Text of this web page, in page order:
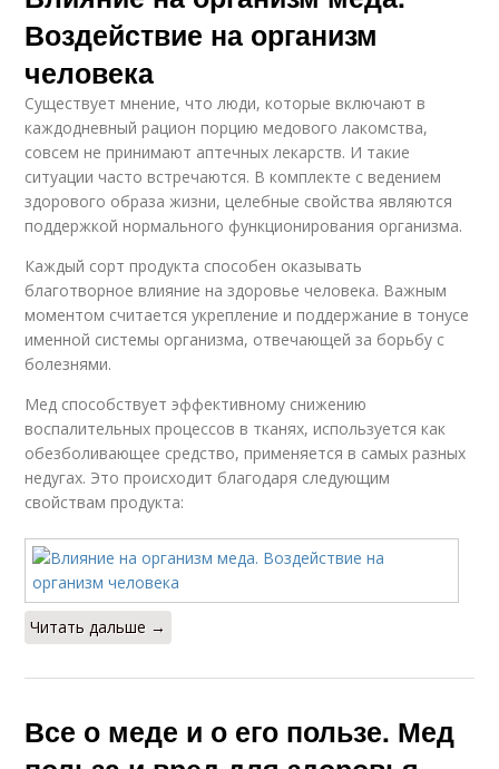
Воздействие на организм
человека
Существует мнение, что люди, которые включают в
каждодневный рацион порцию медового лакомства,
совсем не принимают аптечных лекарств. И такие
ситуации часто встречаются. В комплекте с ведением
здорового образа жизни, целебные свойства являются
поддержкой нормального функционирования организма.
Каждый сорт продукта способен оказывать
благотворное влияние на здоровье человека. Важным
моментом считается укрепление и поддержание в тонусе
именной системы организма, отвечающей за борьбу с
болезнями.
Мед способствует эффективному снижению
воспалительных процессов в тканях, используется как
обезболивающее средство, применяется в самых разных
недугах. Это происходит благодаря следующим
свойствам продукта:
Читать дальше →
Все о меде и о его пользе. Мед